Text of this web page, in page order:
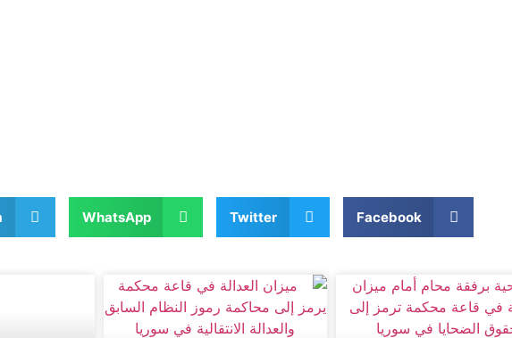
Facebook
Twitter
WhatsApp